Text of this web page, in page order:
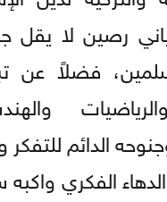
رصين لا يقل
فضلاً عن
الدائم
الفكري